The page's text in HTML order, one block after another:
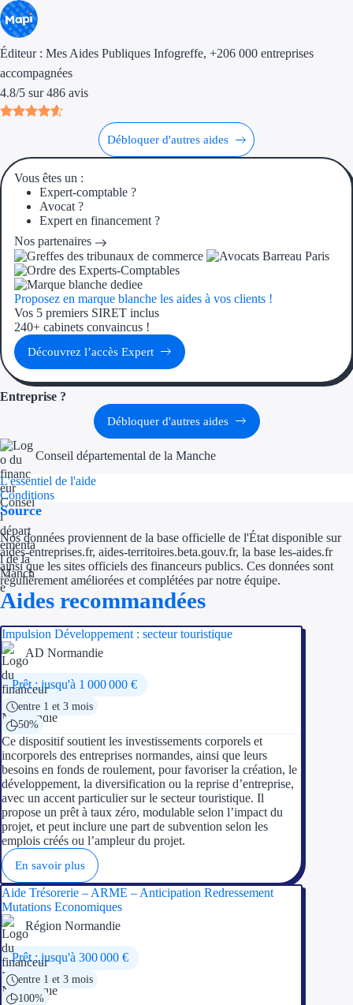
Nos guides
Éditeur : Mes Aides Publiques Infogreffe, +206 000 entreprises
accompagnées
4.8/5 sur 486 avis
Débloquer d'autres aides
Vous êtes un :
Expert-comptable ?
Avocat ?
Expert en financement ?
Nos partenaires
Proposez en marque blanche les aides à vos clients !
Vos 5 premiers SIRET inclus
240+ cabinets convaincus !
Découvrez l’accès Expert
Entreprise ?
Débloquer d'autres aides
Conseil départemental de la Manche
L'essentiel de l'aide
Conditions
Source
Nos données proviennent de la base officielle de l'État disponible sur
aides-entreprises.fr, aides-territoires.beta.gouv.fr, la base les-aides.fr
ainsi que les sites officiels des financeurs publics. Ces données sont
régulièrement améliorées et complétées par notre équipe.
Aides recommandées
Impulsion Développement : secteur touristique
AD Normandie
Prêt : jusqu'à 1 000 000 €
entre 1 et 3 mois
50%
Ce dispositif soutient les investissements corporels et
incorporels des entreprises normandes, ainsi que leurs
besoins en fonds de roulement, pour favoriser la création, le
développement, la diversification ou la reprise d’entreprise,
avec un accent particulier sur le secteur touristique. Il
propose un prêt à taux zéro, modulable selon l’impact du
projet, et peut inclure une part de subvention selon les
emplois créés ou l’ampleur du projet.
En savoir plus
Aide Trésorerie – ARME – Anticipation Redressement
Mutations Economiques
Région Normandie
Prêt : jusqu'à 300 000 €
entre 1 et 3 mois
100%